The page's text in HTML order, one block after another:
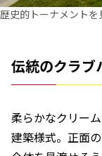
歴史的トーナメント
伝統のクラブ
柔らかなクリー
建築様式。正面